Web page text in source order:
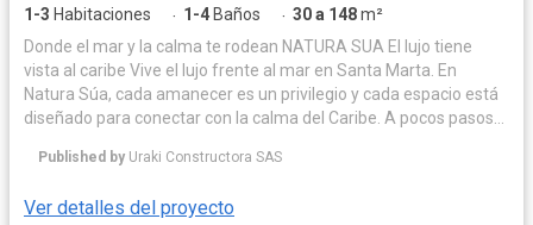
1-3 Habitaciones · 1-4 Baños · 30 a 148m²
Donde el mar y la calma te rodean NATURA SUA El lujo tiene
vista al caribe Vive el lujo frente al mar en Santa Marta. En
Natura Súa, cada amanecer es un privilegio y cada espacio está
diseñado para conectar con la calma del Caribe. A pocos pasos
moderna, confort y naturaleza en perfecta armonía, ofreciendo
convierten en parte de tu día a día. En el corazón de Pozos
Published by Uraki Constructora SAS
Ver detalles del proyecto